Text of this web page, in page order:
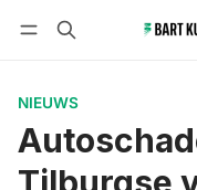
NIEUWS